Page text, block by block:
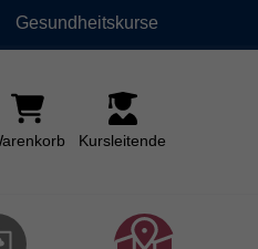
Gesundheitskurse
Kursleitende